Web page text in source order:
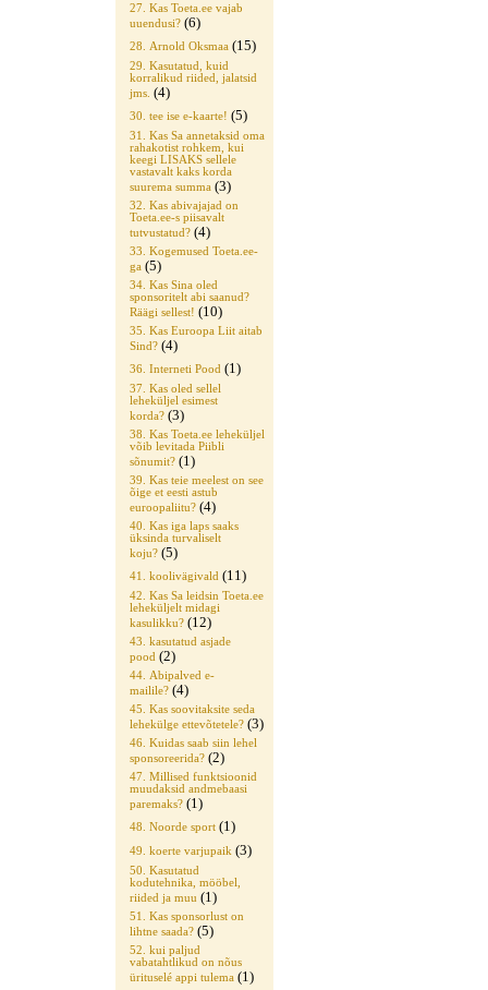
27. Kas Toeta.ee vajab
uuendusi? (6)
28. Arnold Oksmaa (15)
29. Kasutatud, kuid
korralikud riided, jalatsid
jms. (4)
30. tee ise e-kaarte! (5)
31. Kas Sa annetaksid oma
rahakotist rohkem, kui
keegi LISAKS sellele
vastavalt kaks korda
suurema summa (3)
32. Kas abivajajad on
Toeta.ee-s piisavalt
tutvustatud? (4)
33. Kogemused Toeta.ee-
ga (5)
34. Kas Sina oled
sponsoritelt abi saanud?
Räägi sellest! (10)
35. Kas Euroopa Liit aitab
Sind? (4)
36. Interneti Pood (1)
37. Kas oled sellel
leheküljel esimest
korda? (3)
38. Kas Toeta.ee leheküljel
võib levitada Piibli
sõnumit? (1)
39. Kas teie meelest on see
õige et eesti astub
euroopaliitu? (4)
40. Kas iga laps saaks
üksinda turvaliselt
koju? (5)
41. koolivägivald (11)
42. Kas Sa leidsin Toeta.ee
leheküljelt midagi
kasulikku? (12)
43. kasutatud asjade
pood (2)
44. Abipalved e-
mailile? (4)
45. Kas soovitaksite seda
lehekülge ettevõtetele? (3)
46. Kuidas saab siin lehel
sponsoreerida? (2)
47. Millised funktsioonid
muudaksid andmebaasi
paremaks? (1)
48. Noorde sport (1)
49. koerte varjupaik (3)
50. Kasutatud
kodutehnika, mööbel,
riided ja muu (1)
51. Kas sponsorlust on
lihtne saada? (5)
52. kui paljud
vabatahtlikud on nõus
ürituselé appi tulema (1)